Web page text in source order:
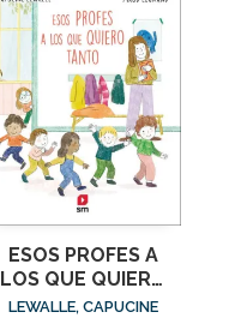
ESOS PROFES A
LOS QUE QUIERO
TANTO
LEWALLE, CAPUCINE